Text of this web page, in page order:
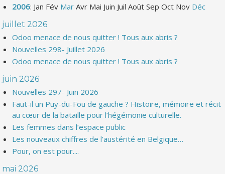
2006: Jan Fév Mar Avr Mai Juin Juil Août Sep Oct Nov Déc
juillet 2026
Odoo menace de nous quitter ! Tous aux abris ?
Nouvelles 298- Juillet 2026
Odoo menace de nous quitter ! Tous aux abris ?
juin 2026
Nouvelles 297- Juin 2026
Faut-il un Puy-du-Fou de gauche ? Histoire, mémoire et récit
au cœur de la bataille pour l’hégémonie culturelle.
Les femmes dans l’espace public
Les nouveaux chiffres de l’austérité en Belgique…
Pour, on est pour....
mai 2026